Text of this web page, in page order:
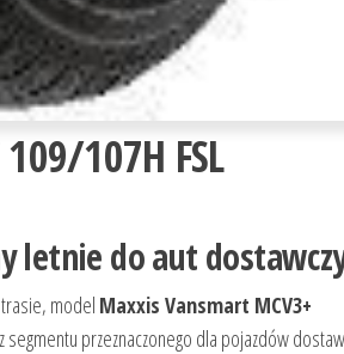
107H FSL
letnie do aut
model Maxxis Vansmart MCV3+
przeznaczonego dla pojazdów